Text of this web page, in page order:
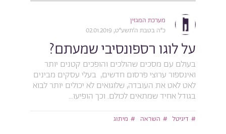
מערכת המגזין
כ״ה בטבת ה׳תשע״ט, 02.01.2019
על לוגו רספונסיבי שמעתם?
בעולם עם מסכים שהולכים והופכים קטנים יותר
ואינספור ערוצי פרסום חדשים, בעלי עסקים מבינים
לאט לאט את העובדה, שלוגואים לא יכולים יותר לבוא
בגודל אחיד שמתאים לכולם. וכך הופיעו...
דיגיטל השראה מיתוג